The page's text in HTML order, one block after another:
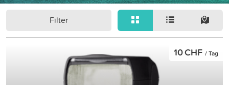
Filter
10 CHF / Tag